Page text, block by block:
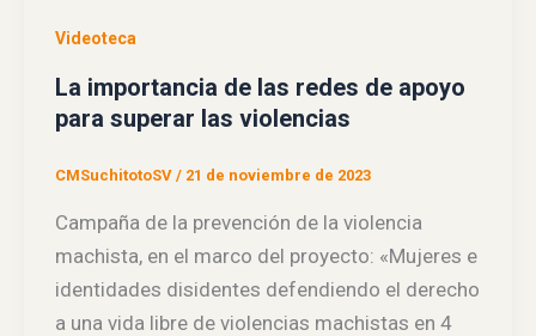
Videoteca
La importancia de las redes de apoyo
para superar las violencias
CMSuchitotoSV / 21 de noviembre de 2023
Campaña de la prevención de la violencia
machista, en el marco del proyecto: «Mujeres e
identidades disidentes defendiendo el derecho
a una vida libre de violencias machistas en 4